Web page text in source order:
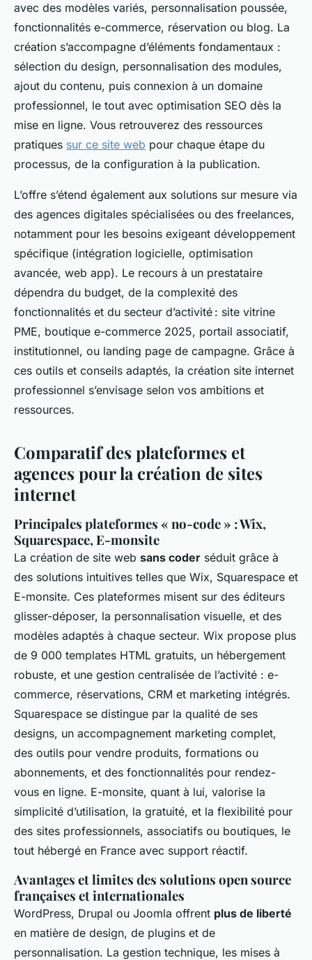
avec des modèles variés, personnalisation poussée,
fonctionnalités e-commerce, réservation ou blog. La
création s’accompagne d’éléments fondamentaux :
sélection du design, personnalisation des modules,
ajout du contenu, puis connexion à un domaine
professionnel, le tout avec optimisation SEO dès la
mise en ligne. Vous retrouverez des ressources
pratiques sur ce site web pour chaque étape du
processus, de la configuration à la publication.
L’offre s’étend également aux solutions sur mesure via
des agences digitales spécialisées ou des freelances,
notamment pour les besoins exigeant développement
spécifique (intégration logicielle, optimisation
avancée, web app). Le recours à un prestataire
dépendra du budget, de la complexité des
fonctionnalités et du secteur d’activité : site vitrine
PME, boutique e-commerce 2025, portail associatif,
institutionnel, ou landing page de campagne. Grâce à
ces outils et conseils adaptés, la création site internet
professionnel s’envisage selon vos ambitions et
ressources.
Comparatif des plateformes et
agences pour la création de sites
internet
Principales plateformes « no-code » : Wix,
Squarespace, E-monsite
La création de site web sans coder séduit grâce à
des solutions intuitives telles que Wix, Squarespace et
E-monsite. Ces plateformes misent sur des éditeurs
glisser-déposer, la personnalisation visuelle, et des
modèles adaptés à chaque secteur. Wix propose plus
de 9 000 templates HTML gratuits, un hébergement
robuste, et une gestion centralisée de l’activité : e-
commerce, réservations, CRM et marketing intégrés.
Squarespace se distingue par la qualité de ses
designs, un accompagnement marketing complet,
des outils pour vendre produits, formations ou
abonnements, et des fonctionnalités pour rendez-
vous en ligne. E-monsite, quant à lui, valorise la
simplicité d’utilisation, la gratuité, et la flexibilité pour
des sites professionnels, associatifs ou boutiques, le
tout hébergé en France avec support réactif.
Avantages et limites des solutions open source
françaises et internationales
WordPress, Drupal ou Joomla offrent plus de liberté
en matière de design, de plugins et de
personnalisation. La gestion technique, les mises à